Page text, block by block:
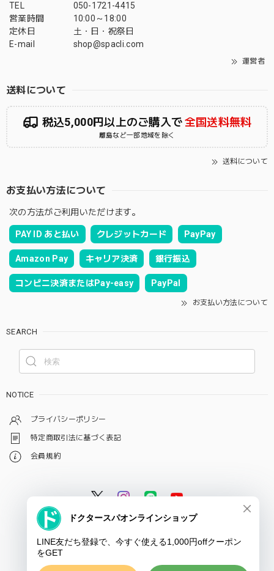
TEL
050-1721-4415
営業時間
10:00～18:00
定休日
土・日・祝祭日
E-mail
shop@spacli.com
運営者
送料について
税込5,000円以上のご購入で全国送料無料
離島など一部地域を除く
送料について
お支払い方法について
次の方法がご利用いただけます。
PAY ID あと払い クレジットカード PayPay
Amazon Pay キャリア決済 銀行振込
コンビニ決済またはPay-easy PayPal
お支払い方法について
SEARCH
NOTICE
プライバシーポリシー
特定商取引法に基づく表記
会員規約